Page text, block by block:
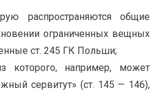
распространяются общие
ограниченных вещных
ст. 245 ГК Польши;
которого, например, может
сервитут» (ст. 145 — 146),